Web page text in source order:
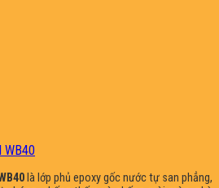
WB40
là lớp phủ epoxy gốc nước tự san phẳng,